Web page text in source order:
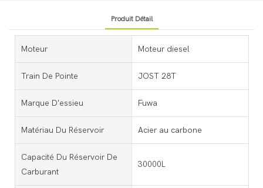
Produit Détail
Moteur Moteur diesel
Train De Pointe JOST 28T
Marque D'essieu Fuwa
Matériau Du Réservoir Acier au carbone
Capacité Du Réservoir De
Carburant
30000L